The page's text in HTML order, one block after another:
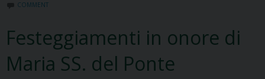
Citta’
dei
Ragazzi
COMMENT
Festeggiamenti in onore di
Maria SS. del Ponte